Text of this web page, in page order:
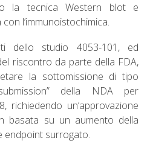
la tecnica Western blot e
l’immunoistochimica.
dello studio 4053-101, ed
riscontro da parte della FDA,
la sottomissione di tipo
della NDA per
richiedendo un’approvazione
basata su un aumento della
endpoint surrogato.